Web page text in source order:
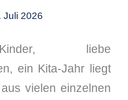
Juli 2026
liebe
ein Kita-Jahr liegt
vielen einzelnen